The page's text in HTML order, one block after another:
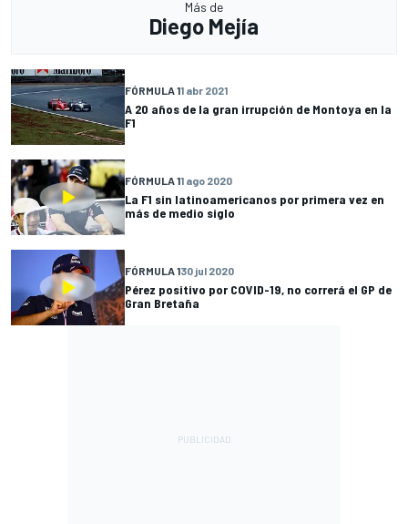
Más de
Diego Mejía
FÓRMULA 11 abr 2021
A 20 años de la gran irrupción de Montoya en la
F1
FÓRMULA 11 ago 2020
La F1 sin latinoamericanos por primera vez en
más de medio siglo
FÓRMULA 130 jul 2020
Pérez positivo por COVID-19, no correrá el GP de
Gran Bretaña